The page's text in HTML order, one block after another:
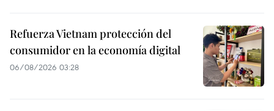
Refuerza Vietnam protección del
consumidor en la economía digital
06/08/2026 03:28